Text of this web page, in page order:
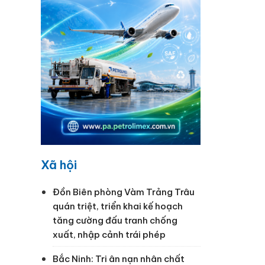
Xã hội
Đồn Biên phòng Vàm Trảng Trâu
quán triệt, triển khai kế hoạch
tăng cường đấu tranh chống
xuất, nhập cảnh trái phép
Bắc Ninh: Tri ân nạn nhân chất